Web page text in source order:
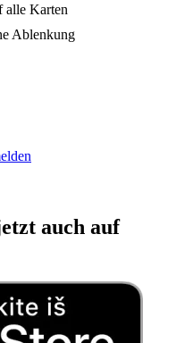
alle Karten
Ablenkung
auch auf